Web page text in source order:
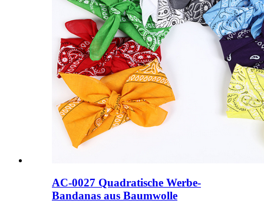
AC-0027 Quadratische Werbe-
Bandanas aus Baumwolle